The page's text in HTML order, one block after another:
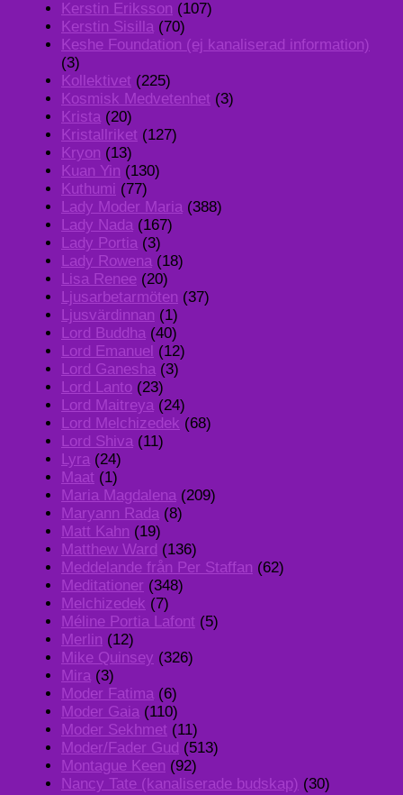
Kerstin Eriksson (107)
Kerstin Sisilla (70)
Keshe Foundation (ej kanaliserad information)
(3)
Kollektivet (225)
Kosmisk Medvetenhet (3)
Krista (20)
Kristallriket (127)
Kryon (13)
Kuan Yin (130)
Kuthumi (77)
Lady Moder Maria (388)
Lady Nada (167)
Lady Portia (3)
Lady Rowena (18)
Lisa Renee (20)
Ljusarbetarmöten (37)
Ljusvärdinnan (1)
Lord Buddha (40)
Lord Emanuel (12)
Lord Ganesha (3)
Lord Lanto (23)
Lord Maitreya (24)
Lord Melchizedek (68)
Lord Shiva (11)
Lyra (24)
Maat (1)
Maria Magdalena (209)
Maryann Rada (8)
Matt Kahn (19)
Matthew Ward (136)
Meddelande från Per Staffan (62)
Meditationer (348)
Melchizedek (7)
Méline Portia Lafont (5)
Merlin (12)
Mike Quinsey (326)
Mira (3)
Moder Fatima (6)
Moder Gaia (110)
Moder Sekhmet (11)
Moder/Fader Gud (513)
Montague Keen (92)
Nancy Tate (kanaliserade budskap) (30)